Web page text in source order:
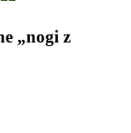
„nogi z